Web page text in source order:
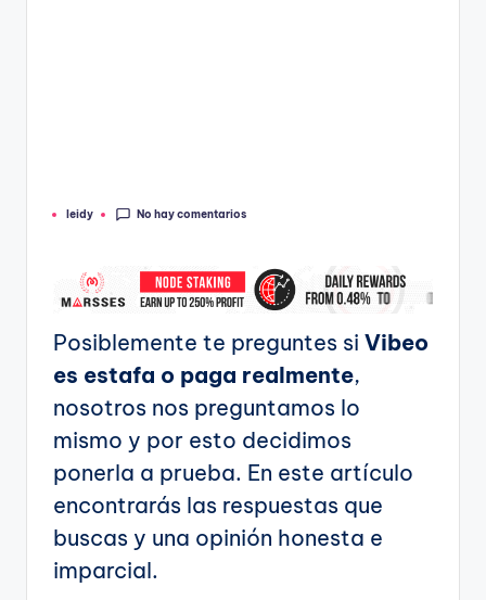
Publicado
leidy No hay comentarios
Posiblemente te preguntes si Vibeo
es estafa o paga realmente,
nosotros nos preguntamos lo
mismo y por esto decidimos
ponerla a prueba. En este artículo
encontrarás las respuestas que
buscas y una opinión honesta e
imparcial.